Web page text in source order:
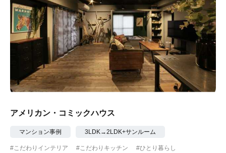
アメリカン・コミックハウス
マンション事例 3LDK→2LDK+サンルーム
#こだわりインテリア #こだわりキッチン
#ひとり暮らし